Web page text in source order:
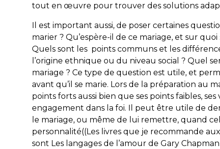
tout en œuvre pour trouver des solutions
Il est important aussi, de poser certaines
marier ? Qu’espère-il de ce mariage, et sur
Quels sont les points communs et les
l’origine ethnique ou du niveau social ? Quel
mariage ? Ce type de question est utile, et
avant qu’il se marie. Lors de la préparation au
points forts aussi bien que ses points faibles,
engagement dans la foi. Il peut être utile de
le mariage, ou même de lui remettre, quand
personnalité((Les livres que je recommande
sont Les langages de l’amour de Gary